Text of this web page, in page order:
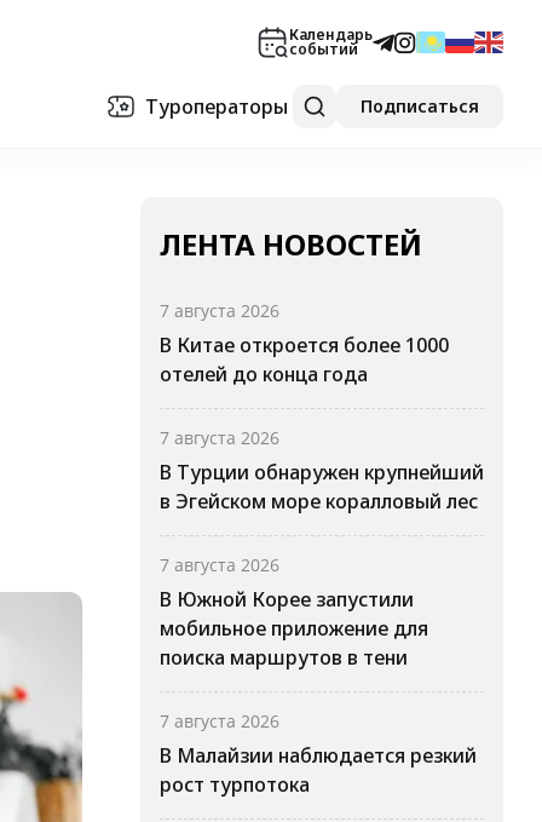
Календарь
событий
Туроператоры Подписаться
ЛЕНТА НОВОСТЕЙ
7 августа 2026
В Китае откроется более 1000
отелей до конца года
7 августа 2026
В Турции обнаружен крупнейший
в Эгейском море коралловый лес
7 августа 2026
В Южной Корее запустили
мобильное приложение для
поиска маршрутов в тени
7 августа 2026
В Малайзии наблюдается резкий
рост турпотока